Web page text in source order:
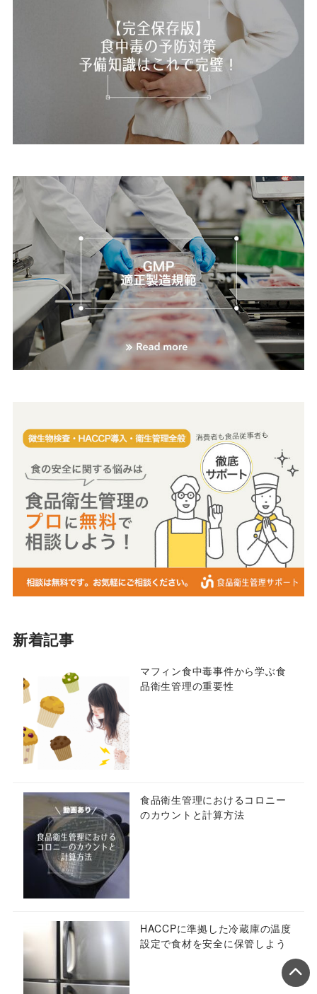
新着記事
マフィン食中毒事件から学ぶ食
品衛生管理の重要性
食品衛生管理におけるコロニー
のカウントと計算方法
HACCPに準拠した冷蔵庫の温度
設定で食材を安全に保管しよう